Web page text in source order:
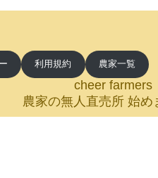
利用規約 農家一覧
cheer farmers
農家の無人直売所 始め